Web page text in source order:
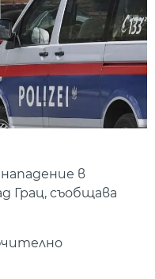
в
Грац, съобщава